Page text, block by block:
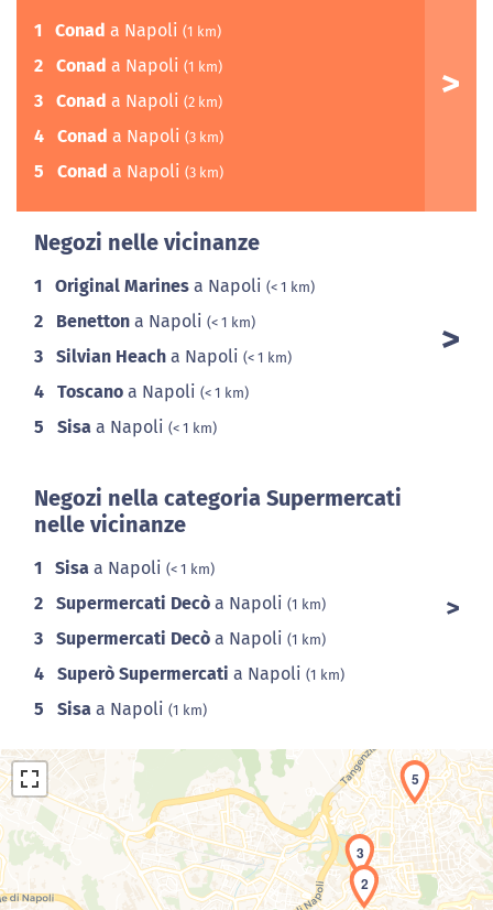
1 Conad a Napoli (1 km)
2 Conad a Napoli (1 km)
3 Conad a Napoli (2 km)
4 Conad a Napoli (3 km)
5 Conad a Napoli (3 km)
Negozi nelle vicinanze
1 Original Marines a Napoli (< 1 km)
2 Benetton a Napoli (< 1 km)
3 Silvian Heach a Napoli (< 1 km)
4 Toscano a Napoli (< 1 km)
5 Sisa a Napoli (< 1 km)
Negozi nella categoria Supermercati
nelle vicinanze
1 Sisa a Napoli (< 1 km)
2 Supermercati Decò a Napoli (1 km)
3 Supermercati Decò a Napoli (1 km)
4 Superò Supermercati a Napoli (1 km)
5 Sisa a Napoli (1 km)
2
3
5